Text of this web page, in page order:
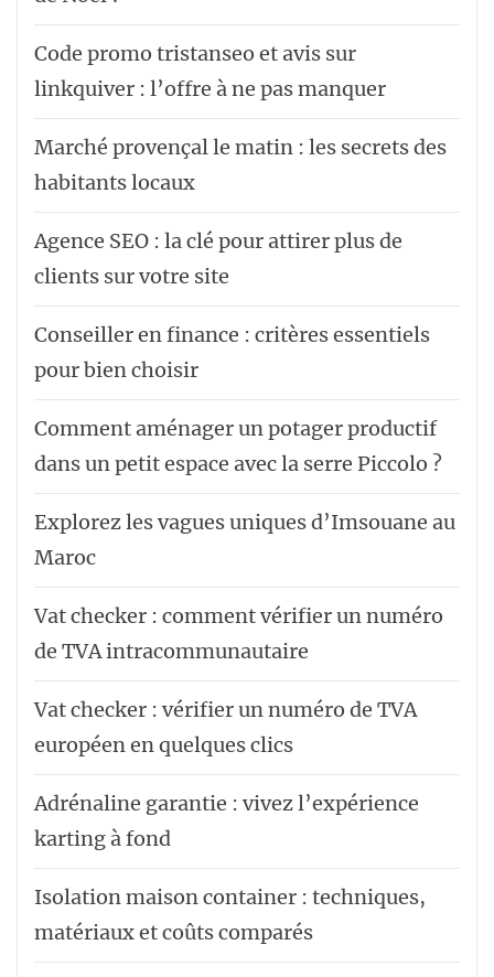
Code promo tristanseo et avis sur
linkquiver : l’offre à ne pas manquer
Marché provençal le matin : les secrets des
habitants locaux
Agence SEO : la clé pour attirer plus de
clients sur votre site
Conseiller en finance : critères essentiels
pour bien choisir
Comment aménager un potager productif
dans un petit espace avec la serre Piccolo ?
Explorez les vagues uniques d’Imsouane au
Maroc
Vat checker : comment vérifier un numéro
de TVA intracommunautaire
Vat checker : vérifier un numéro de TVA
européen en quelques clics
Adrénaline garantie : vivez l’expérience
karting à fond
Isolation maison container : techniques,
matériaux et coûts comparés